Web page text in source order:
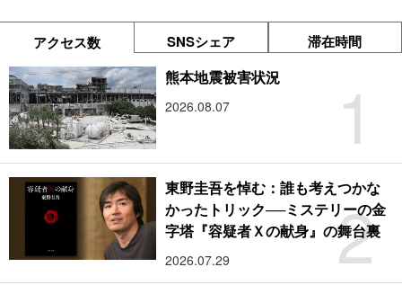
アクセス数 SNSシェア 滞在時間
1
熊本地震被害状況
2026.08.07
2
東野圭吾を悼む：誰も考えつかな
かったトリック──ミステリーの金
字塔『容疑者Ｘの献身』の舞台裏
2026.07.29